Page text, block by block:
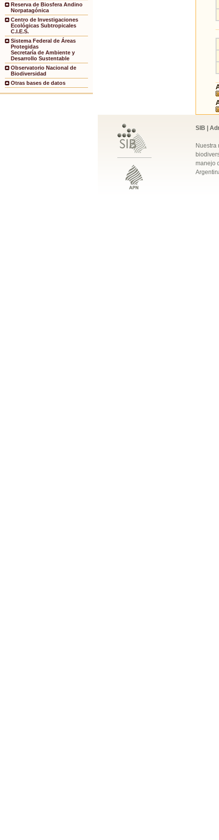
Reserva de Biosfera Andino
Norpatagónica
Centro de Investigaciones
Ecológicas Subtropicales
C.I.E.S.
Sistema Federal de Áreas
Protegidas
Secretaría de Ambiente y
Desarrollo Sustentable
Observatorio Nacional de
Biodiversidad
Otras bases de datos
SIB |
Nuestra
manejo